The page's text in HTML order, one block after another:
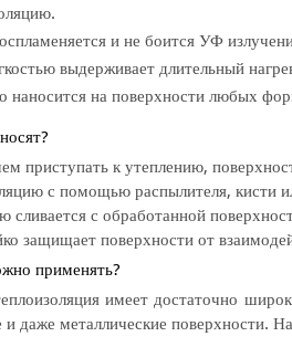
и не боится УФ
выдерживает длительный
наносится на поверхности любых
приступать к утеплению,
с помощью распылителя, кисти
сливается с обработанной
защищает поверхности от
применять?
имеет достаточно
и даже металлические поверхности.